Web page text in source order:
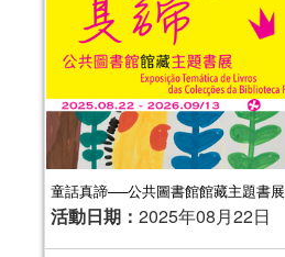
童話真諦──公共圖書館館藏主題書展
活動日期： 2025年08月22日